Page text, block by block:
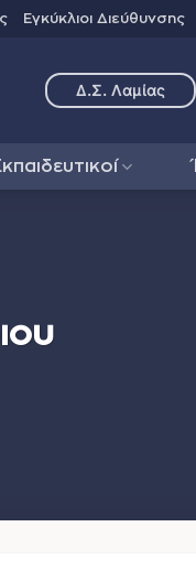
Εγκύκλιοι Διεύθυνσης
Δ.Σ. Λαμίας